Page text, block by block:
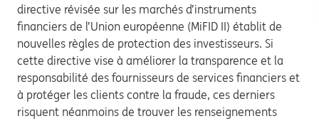
directive révisée sur les marchés d’instruments
financiers de l’Union européenne (MiFID II) établit de
nouvelles règles de protection des investisseurs. Si
cette directive vise à améliorer la transparence et la
responsabilité des fournisseurs de services financiers et
à protéger les clients contre la fraude, ces derniers
risquent néanmoins de trouver les renseignements